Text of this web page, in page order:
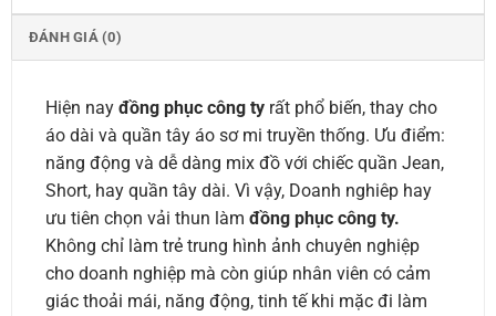
ĐÁNH GIÁ (0)
Hiện nay đồng phục công tyrất phổ biến, thay cho
áo dài và quần tây áo sơ mi truyền thống. Ưu điểm:
năng động và dễ dàng mix đồ với chiếc quần Jean,
Short, hay quần tây dài. Vì vậy, Doanh nghiêp hay
ưu tiên chọn vải thun làm đồng phục công ty.
Không chỉ làm trẻ trung hình ảnh chuyên nghiệp
cho doanh nghiệp mà còn giúp nhân viên có cảm
giác thoải mái, năng động, tinh tế khi mặc đi làm